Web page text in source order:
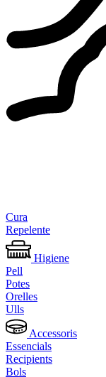
Cura
Repelente
Higiene
Pell
Potes
Orelles
Ulls
Accessoris
Essencials
Recipients
Bols